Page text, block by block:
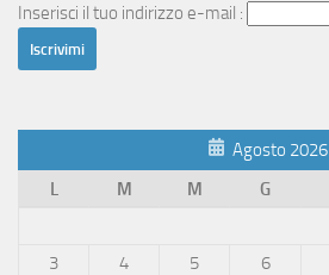
Inserisci il tuo indirizzo e-mail :
Agosto 2026
L
M M G
3
4 5 6